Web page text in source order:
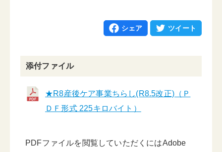
シェア ツイート
添付ファイル
★R8産後ケア事業ちらし(R8.5改正)（Ｐ
ＤＦ形式 225キロバイト）
PDFファイルを閲覧していただくにはAdobe